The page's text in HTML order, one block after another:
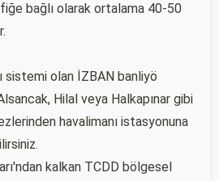
bağlı olarak ortalama 40-50
sistemi olan İZBAN banliyö
Hilal veya Halkapınar gibi
havalimanı istasyonuna
kalkan TCDD bölgesel